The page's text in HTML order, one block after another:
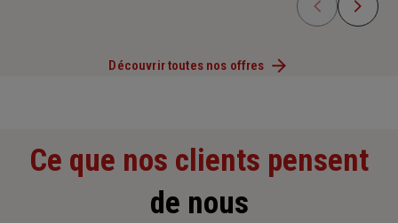
Découvrir toutes nos offres
Ce que nos clients pensent
de nous